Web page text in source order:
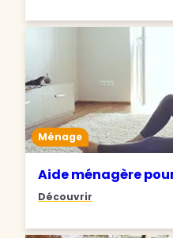
Ménage
Aide ménagère
Découvrir